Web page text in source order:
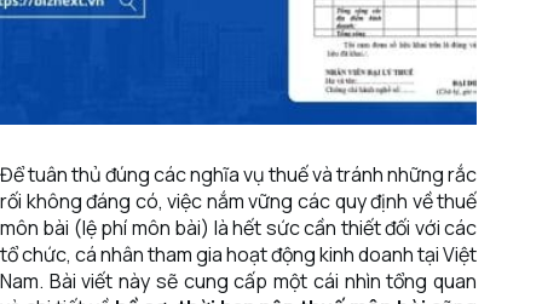
Để tuân thủ đúng các nghĩa vụ thuế và tránh những rắc
rối không đáng có, việc nắm vững các quy định về thuế
môn bài (lệ phí môn bài) là hết sức cần thiết đối với các
tổ chức, cá nhân tham gia hoạt động kinh doanh tại Việt
Nam. Bài viết này sẽ cung cấp một cái nhìn tổng quan